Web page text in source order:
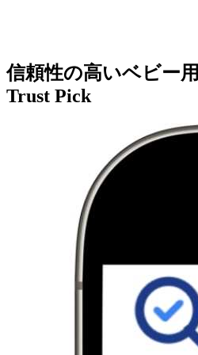
信頼性の高いベビー
Trust Pick